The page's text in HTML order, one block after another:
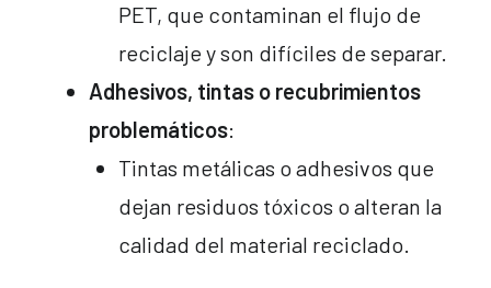
PET, que contaminan el flujo de
reciclaje y son difíciles de separar.
Adhesivos, tintas o recubrimientos
problemáticos:
Tintas metálicas o adhesivos que
dejan residuos tóxicos o alteran la
calidad del material reciclado.